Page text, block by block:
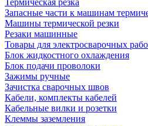
Термическая резка
Запасные части к машинам
Машины термической резки
Резаки машинные
Товары для электросварочных
Блок жидкостного охлаждения
Блок подачи проволоки
Зажимы ручные
Зачистка сварочных швов
Кабели, комплекты кабелей
Кабельные вилки и розетки
Клеммы заземления